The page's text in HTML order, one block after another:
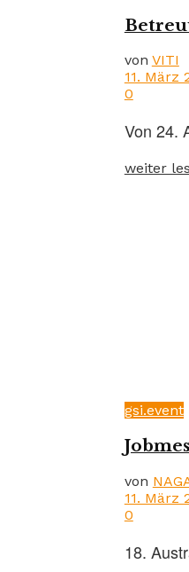
von VITI
11. März
0
Von 24.
weiter
gsi.event
von
11. März
0
18.